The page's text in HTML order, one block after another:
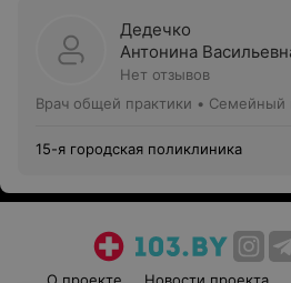
Дедечко
Антонина
Нет отзывов
Врач общей практики • Семейный
15-я городская поликлиника